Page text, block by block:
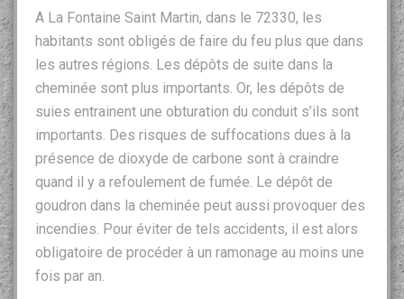
A La Fontaine Saint Martin, dans le 72330, les
habitants sont obligés de faire du feu plus que dans
les autres régions. Les dépôts de suite dans la
cheminée sont plus importants. Or, les dépôts de
suies entrainent une obturation du conduit s’ils sont
importants. Des risques de suffocations dues à la
présence de dioxyde de carbone sont à craindre
quand il y a refoulement de fumée. Le dépôt de
goudron dans la cheminée peut aussi provoquer des
incendies. Pour éviter de tels accidents, il est alors
obligatoire de procéder à un ramonage au moins une
fois par an.